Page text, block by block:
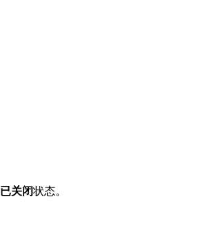
已关闭状态。